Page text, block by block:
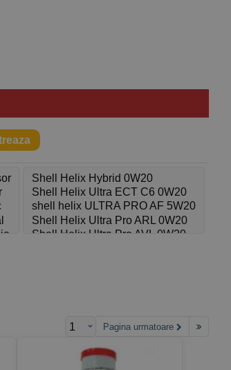
uleiuri pe care le oferim se numără:
în doar câteva clicuri. În plus, oferim
livrate direct la tine acasă!
Pagina urmatoare